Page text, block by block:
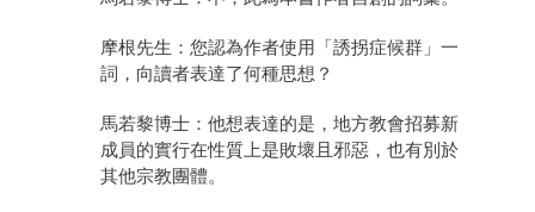
摩根先生：您認為作者使用「誘拐症候群」一
詞，向讀者表達了何種思想？
馬若黎博士：他想表達的是，地方教會招募新
成員的實行在性質上是敗壞且邪惡，也有別於
其他宗教團體。